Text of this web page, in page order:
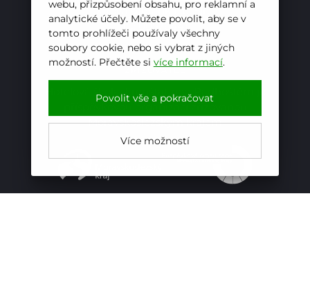
webu, přizpůsobení obsahu, pro reklamní a
analytické účely. Můžete povolit, aby se v
tomto prohlížeči používaly všechny
soubory cookie, nebo si vybrat z jiných
možností. Přečtěte si více informací.
Povolit vše a pokračovat
Více možností
Datová schránka: bc5jrez
IČ: 00576441
ZŘIZOVATEL
Hotelová škola, Frenštát pod Radhoštěm je
příspěvkovou organizací zřizovanou
Moravskoslezským krajem